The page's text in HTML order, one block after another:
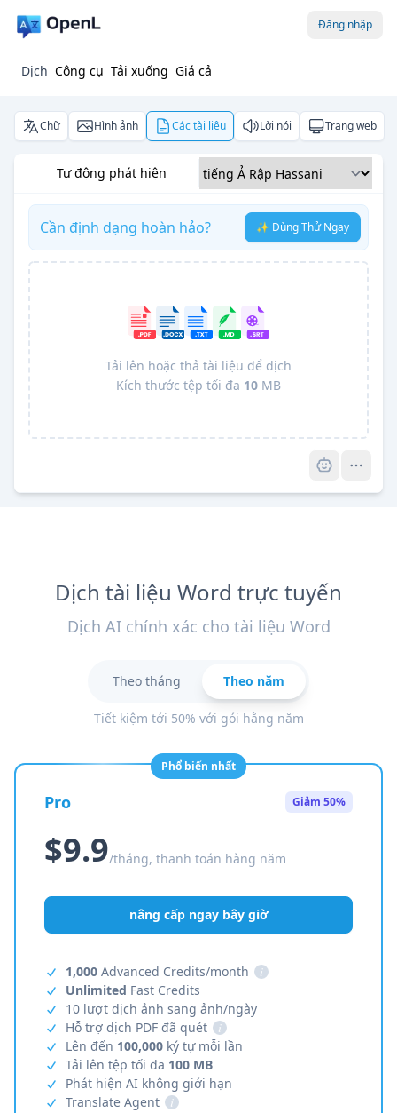
Đăng nhập
Dịch Công cụ Tải xuống Giá cả
Chữ Hình ảnh Các tài liệu Lời nói Trang web
Tự động phát hiện
Cần định dạng hoàn hảo? ✨ Dùng Thử Ngay
Tải lên hoặc thả tài liệu để dịch
Kích thước tệp tối đa 10 MB
Dịch tài liệu Word trực tuyến
Dịch AI chính xác cho tài liệu Word
Theo tháng Theo năm
Tiết kiệm tới 50% với gói hằng năm
Phổ biến nhất
Pro Giảm 50%
$9.9/tháng, thanh toán hàng năm
nâng cấp ngay bây giờ
1,000 Advanced Credits/month
i
Unlimited Fast Credits
10 lượt dịch ảnh sang ảnh/ngày
Hỗ trợ dịch PDF đã quét
i
Lên đến 100,000 ký tự mỗi lần
Tải lên tệp tối đa 100 MB
Phát hiện AI không giới hạn
Translate Agent
i